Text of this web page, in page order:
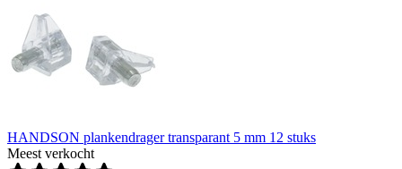
HANDSON plankendrager transparant 5 mm 12 stuks
Meest verkocht